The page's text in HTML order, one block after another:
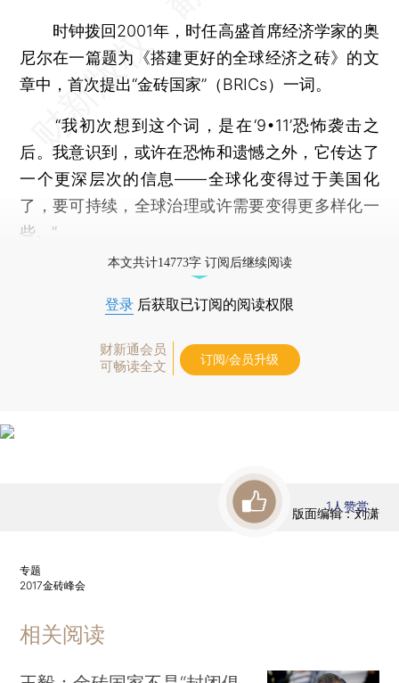
时钟拨回2001年，时任高盛首席经济学家的奥
尼尔在一篇题为《搭建更好的全球经济之砖》的文
章中，首次提出“金砖国家”（BRICs）一词。
“我初次想到这个词，是在‘9•11’恐怖袭击之
后。我意识到，或许在恐怖和遗憾之外，它传达了
一个更深层次的信息——全球化变得过于美国化
了，要可持续，全球治理或许需要变得更多样化一
些。”
本文共计14773字 订阅后继续阅读
登录 后获取已订阅的阅读权限
财新通会员
可畅读全文
订阅/会员升级
版面编辑：刘潇
1人赞赏
专题
2017金砖峰会
相关阅读